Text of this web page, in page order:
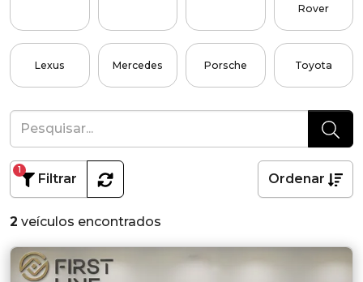
Rover
Lexus Mercedes Porsche Toyota
Filtrar
1
Ordenar
2 veículos encontrados